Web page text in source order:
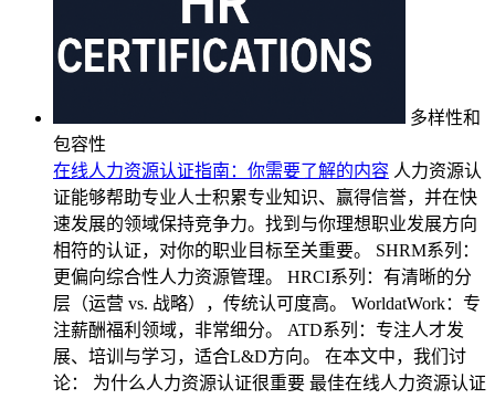
多样性和
包容性
在线人力资源认证指南：你需要了解的内容 人力资源认
证能够帮助专业人士积累专业知识、赢得信誉，并在快
速发展的领域保持竞争力。找到与你理想职业发展方向
相符的认证，对你的职业目标至关重要。 SHRM系列：
更偏向综合性人力资源管理。 HRCI系列：有清晰的分
层（运营 vs. 战略），传统认可度高。 WorldatWork：专
注薪酬福利领域，非常细分。 ATD系列：专注人才发
展、培训与学习，适合L&D方向。 在本文中，我们讨
论： 为什么人力资源认证很重要 最佳在线人力资源认证